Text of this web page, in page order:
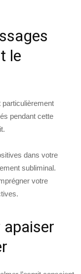
le
pendant cette
dans votre
subliminal.
votre